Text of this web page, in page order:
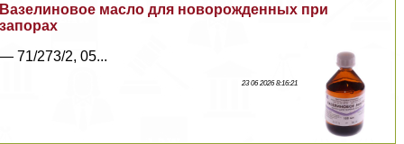
Вазелиновое масло для новорожденных при
запорах
— 71/273/2, 05...
23 06 2026 8:16:21